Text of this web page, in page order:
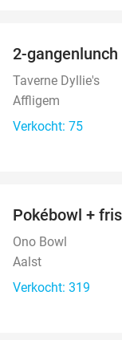
2-
Taverne Dyllie's
Affligem
Verkocht: 75
Pokébowl +
Ono Bowl
Aalst
Verkocht: 319